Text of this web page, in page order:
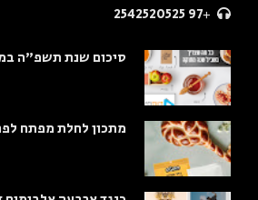
+97 2542520525
סיכום שנת תשפ"ה
מתכון לחלת מפתח